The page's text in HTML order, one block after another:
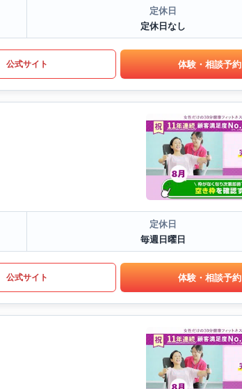
定休日
定休日なし
公式サイト 体験・相談予約
定休日
毎週日曜日
公式サイト 体験・相談予約